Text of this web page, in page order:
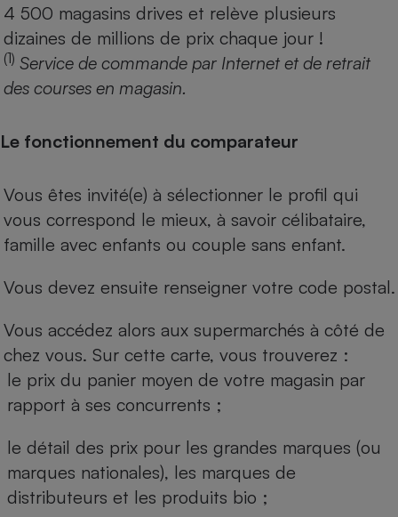
4 500 magasins drives et relève plusieurs
dizaines de millions de prix chaque jour !
(1) Service de commande par Internet et de retrait
des courses en magasin.
Le fonctionnement du comparateur
Vous êtes invité(e) à sélectionner le profil qui
vous correspond le mieux, à savoir célibataire,
famille avec enfants ou couple sans enfant.
Vous devez ensuite renseigner votre code postal.
Vous accédez alors aux supermarchés à côté de
chez vous. Sur cette carte, vous trouverez :
le prix du panier moyen de votre magasin par
rapport à ses concurrents ;
le détail des prix pour les grandes marques (ou
marques nationales), les marques de
distributeurs et les produits bio ;